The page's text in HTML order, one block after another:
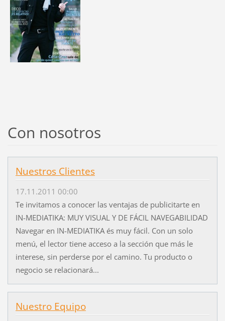
Con nosotros
Nuestros Clientes
17.11.2011 00:00
Te invitamos a conocer las ventajas de publicitarte en
IN-MEDIATIKA: MUY VISUAL Y DE FÁCIL NAVEGABILIDAD
Navegar en IN-MEDIATIKA és muy fácil. Con un solo
menú, el lector tiene acceso a la sección que más le
interese, sin perderse por el camino. Tu producto o
negocio se relacionará...
Nuestro Equipo